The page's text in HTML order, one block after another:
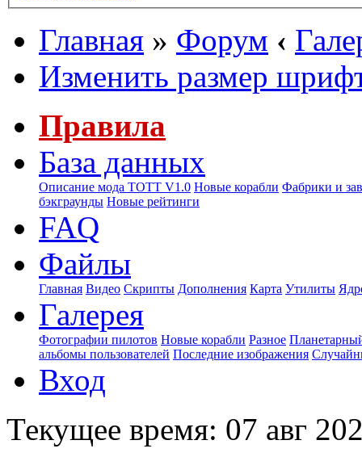
Главная » Форум ‹
Изменить размер
Правила
База данных
Описание мода ТОТТ V1.0 Новые корабли Фабрики и
бэкграунды Новые рейтинги
FAQ
Файлы
Главная Видео Скрипты Дополнения Карта Утилиты
Галерея
Фотографии пилотов Новые корабли Разное
альбомы пользователей Последние изображения
Вход
Текущее время: 07 авг